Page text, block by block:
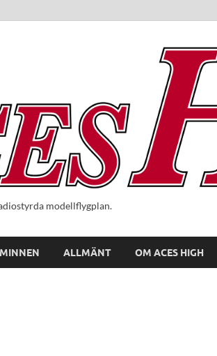
modellflygplan.
ALLMÄNT OM ACES HIGH